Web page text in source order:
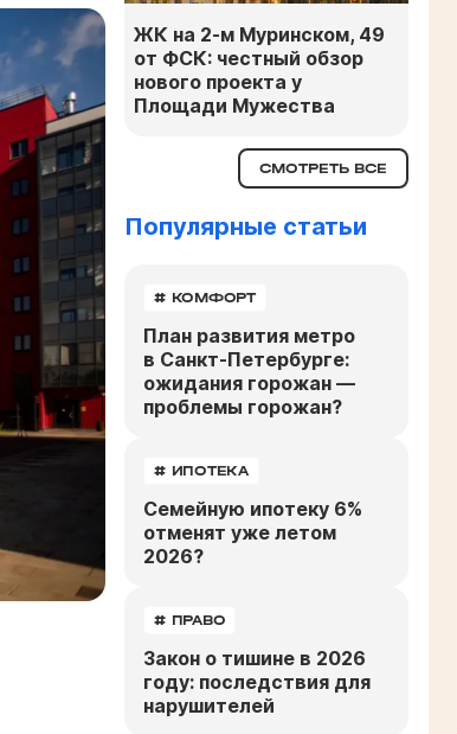
ЖК на 2-м Муринском, 49
от ФСК: честный обзор
нового проекта у
Площади Мужества
СМОТРЕТЬ ВСЕ
Популярные статьи
# КОМФОРТ
План развития метро
в Санкт-Петербурге:
ожидания горожан —
проблемы горожан?
# ИПОТЕКА
Семейную ипотеку 6%
отменят уже летом
2026?
# ПРАВО
Закон о тишине в 2026
году: последствия для
нарушителей